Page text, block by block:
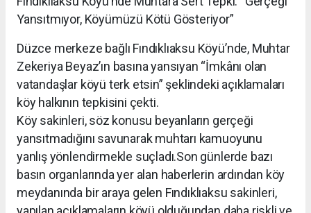
Yansıtmıyor, Köyümüzü Kötü Gösteriyor”
Düzce merkeze bağlı Fındıklıaksu Köyü’nde, Muhtar
Zekeriya Beyaz’ın basına yansıyan “İmkânı olan
vatandaşlar köyü terk etsin” şeklindeki açıklamaları
köy halkının tepkisini çekti.
Köy sakinleri, söz konusu beyanların gerçeği
yansıtmadığını savunarak muhtarı kamuoyunu
yanlış yönlendirmekle suçladı.Son günlerde bazı
basın organlarında yer alan haberlerin ardından köy
meydanında bir araya gelen Fındıklıaksu sakinleri,